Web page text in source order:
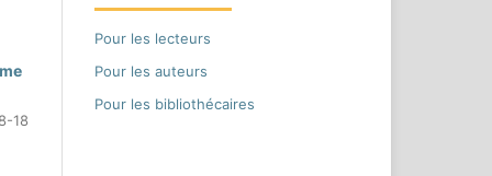
8-18
Pour les lecteurs
Pour les auteurs
Pour les bibliothécaires